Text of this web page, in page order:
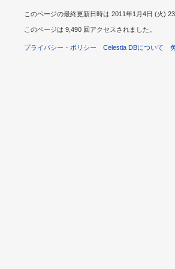
このページの最終更新日時は 2011年1月4日 (火)
このページは 9,490 回アクセスされました。
プライバシー・ポリシー Celestia DBについて